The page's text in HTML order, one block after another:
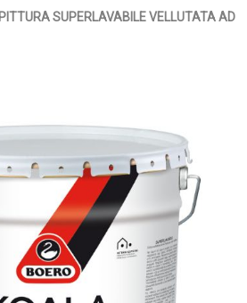
SUPERLAVABILE VELLUTATA AD